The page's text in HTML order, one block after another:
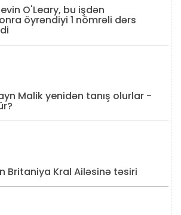
O'Leary, bu işdən
öyrəndiyi 1 nömrəli dərs
Malik yenidən tanış olurlar -
Britaniya Kral Ailəsinə təsiri